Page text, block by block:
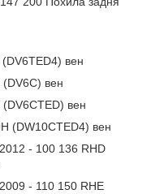
вен
вен
вен
(DW10CTED4) вен
- 100 136 RHD
- 110 150 RHE